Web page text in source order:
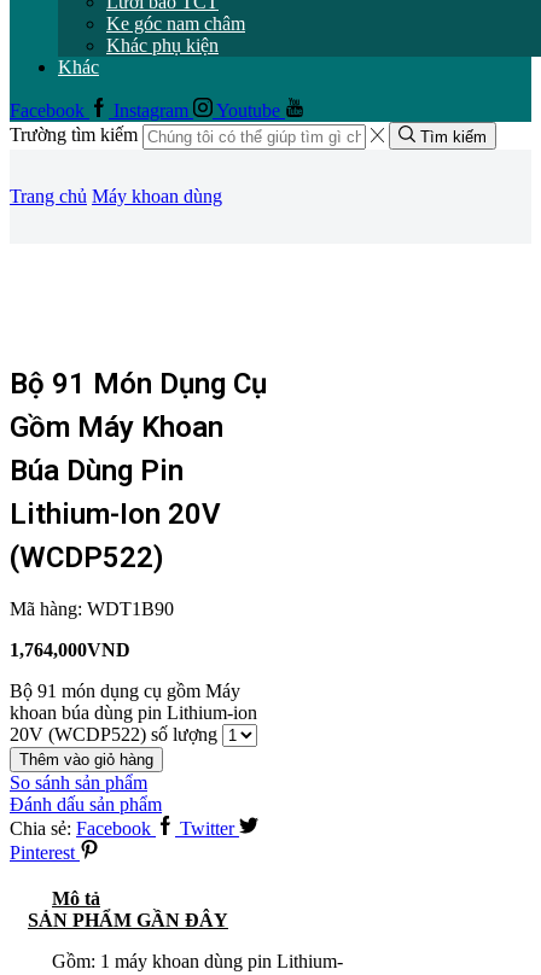
Ke góc nam châm
Khác phụ kiện
Khác
Facebook Instagram
Youtube
Trường tìm kiếm
Tìm kiếm
Trang chủ Máy khoan dùng
Bộ 91 Món Dụng Cụ
Gồm Máy Khoan
Búa Dùng Pin
Lithium-Ion 20V
(WCDP522)
Mã hàng: WDT1B90
1,764,000VND
Bộ 91 món dụng cụ gồm Máy
khoan búa dùng pin Lithium-ion
20V (WCDP522) số lượng
Thêm vào giỏ hàng
So sánh sản phẩm
Đánh dấu sản phẩm
Chia sẻ: Facebook
Twitter
Pinterest
Mô tả
SẢN PHẨM GẦN ĐÂY
Gồm: 1 máy khoan dùng pin Lithium-